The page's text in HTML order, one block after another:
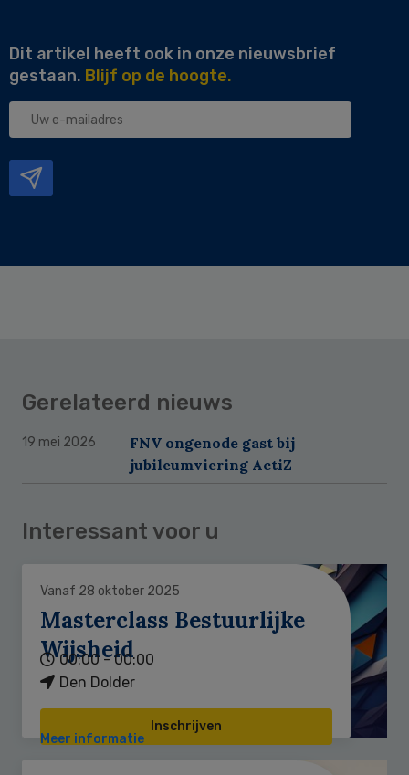
Dit artikel heeft ook in onze nieuwsbrief
gestaan. Blijf op de hoogte.
Uw
Gerelateerd nieuws
19 mei 2026
FNV ongenode gast bij
jubileumviering ActiZ
Interessant voor u
Vanaf 28 oktober 2025
Masterclass Bestuurlijke
Wijsheid
00:00 - 00:00
Den Dolder
Inschrijven
Meer informatie